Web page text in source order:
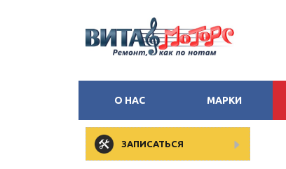
О НАС МАРКИ
ЗАПИСАТЬСЯ